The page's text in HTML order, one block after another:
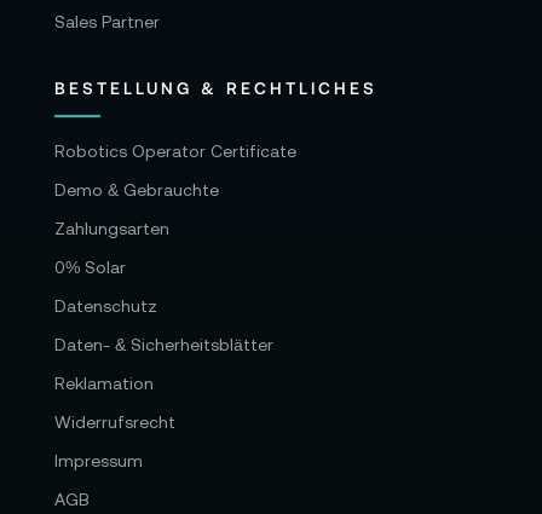
Sales Partner
BESTELLUNG & RECHTLICHES
Robotics Operator Certificate
Demo & Gebrauchte
Zahlungsarten
0% Solar
Datenschutz
Daten- & Sicherheitsblätter
Reklamation
Widerrufsrecht
Impressum
AGB